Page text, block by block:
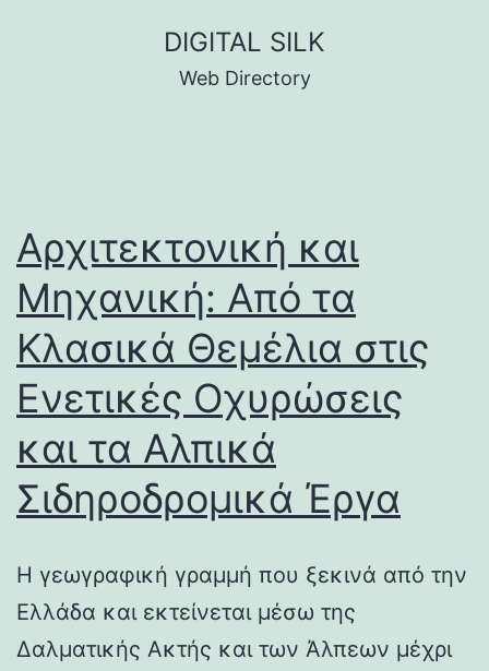
DIGITAL SILK
Web Directory
Αρχιτεκτονική και
Μηχανική: Από τα
Κλασικά Θεμέλια στις
Ενετικές Οχυρώσεις
και τα Αλπικά
Σιδηροδρομικά Έργα
Η γεωγραφική γραμμή που ξεκινά από την
Ελλάδα και εκτείνεται μέσω της
Δαλματικής Ακτής και των Άλπεων μέχρι